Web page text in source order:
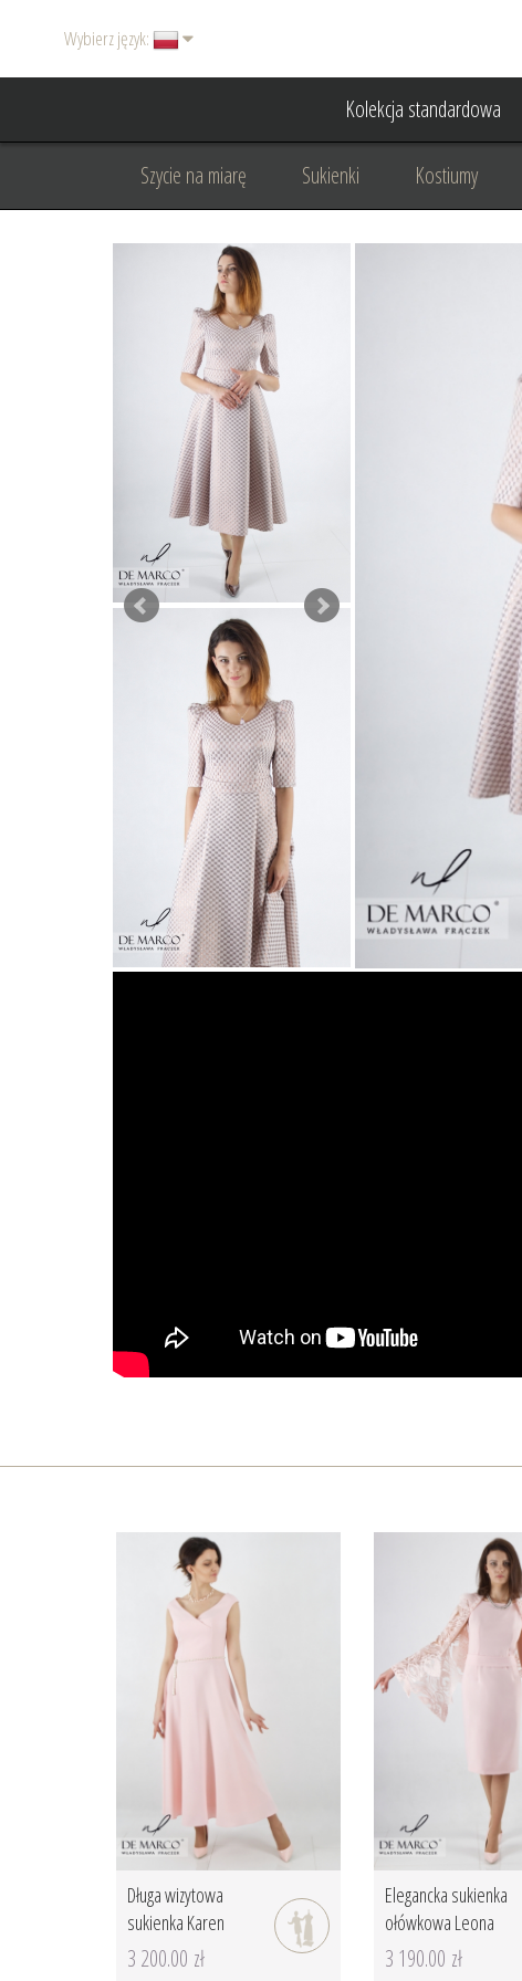
Wybierz język:
Kolekcja standardowa
Szycie na miarę Sukienki Kostiumy
Basic Dodatki Garnitury damskie
Odzież wizytowa
Długa wizytowa
sukienka Karen
3 200.00 zł
Elegancka sukienka
ołówkowa Leona
3 190.00 zł